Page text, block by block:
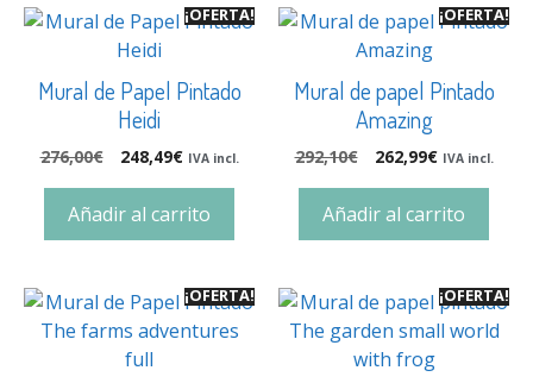
¡OFERTA!
Mural de Papel Pintado
Heidi
276,00€ 248,49€ IVA incl.
Añadir al carrito
¡OFERTA!
Mural de papel Pintado
Amazing
292,10€ 262,99€ IVA incl.
Añadir al carrito
¡OFERTA! ¡OFERTA!